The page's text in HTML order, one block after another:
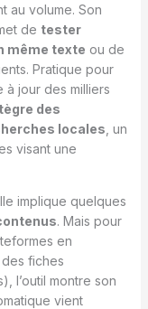
au volume. Son
de tester
même texte ou de
Pratique pour
jour des milliers
des
locales , un
visant une
implique quelques
. Mais pour
en
des fiches
l’outil montre son
vient